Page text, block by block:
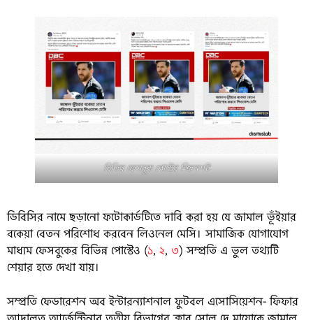
বিভিন্ন ফেসবুক পোস্টের স্ক্রিনশট
ডিবিসির নামে ছড়ানো ফটোকার্ডটিতে দাবি করা হয় যে জামাল ভূঁইয়ার
বকেয়া বেতন পরিশোধ করবেন লিওনেল মেসি। সামাজিক যোগাযোগ
মাধ্যম ফেসবুকের বিভিন্ন পোস্টেও (১, ২, ৩) সম্প্রতি এ ভুল তথ্যটি
শেয়ার হতে দেখা যায়।
সম্প্রতি ফেডারেশন অব ইন্টারন্যাশনাল ফুটবল এসোসিয়েশন- ফিফার